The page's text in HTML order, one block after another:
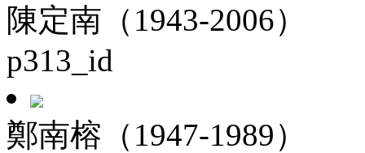
陳定南（1943-2006）
p313_id
鄭南榕（1947-1989）